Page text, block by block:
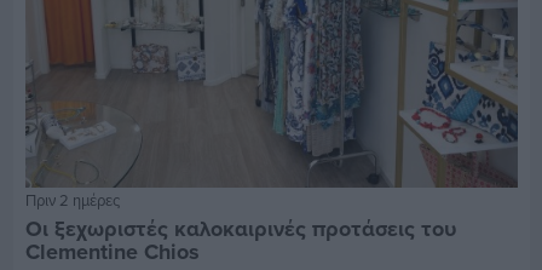
Πριν 2 ημέρες
Οι ξεχωριστές καλοκαιρινές προτάσεις του
Clementine Chios